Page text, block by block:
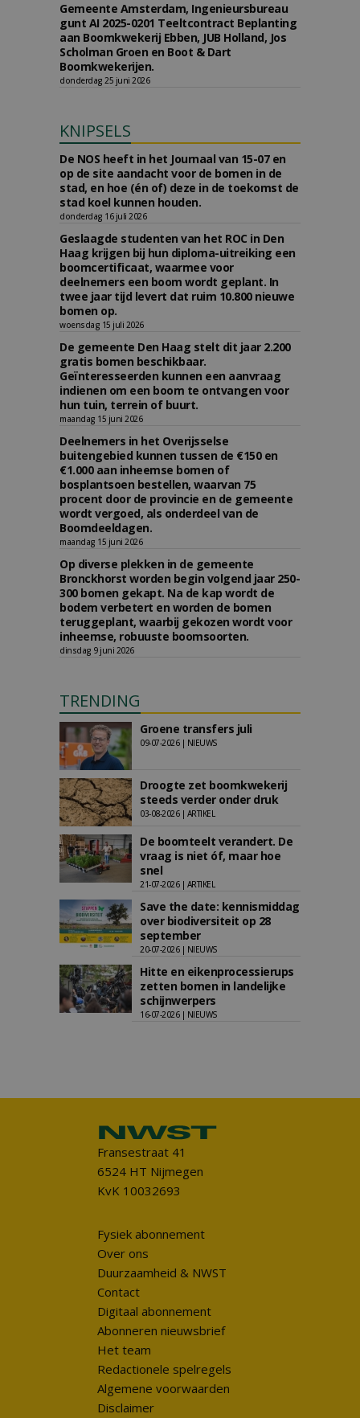
Gemeente Amsterdam, Ingenieursbureau
gunt AI 2025-0201 Teeltcontract Beplanting
aan Boomkwekerij Ebben, JUB Holland, Jos
Scholman Groen en Boot & Dart
Boomkwekerijen.
donderdag 25 juni 2026
KNIPSELS
De NOS heeft in het Journaal van 15-07 en
op de site aandacht voor de bomen in de
stad, en hoe (én of) deze in de toekomst de
stad koel kunnen houden.
donderdag 16 juli 2026
Geslaagde studenten van het ROC in Den
Haag krijgen bij hun diploma-uitreiking een
boomcertificaat, waarmee voor
deelnemers een boom wordt geplant. In
twee jaar tijd levert dat ruim 10.800 nieuwe
bomen op.
woensdag 15 juli 2026
De gemeente Den Haag stelt dit jaar 2.200
gratis bomen beschikbaar.
Geïnteresseerden kunnen een aanvraag
indienen om een boom te ontvangen voor
hun tuin, terrein of buurt.
maandag 15 juni 2026
Deelnemers in het Overijsselse
buitengebied kunnen tussen de €150 en
€1.000 aan inheemse bomen of
bosplantsoen bestellen, waarvan 75
procent door de provincie en de gemeente
wordt vergoed, als onderdeel van de
Boomdeeldagen.
maandag 15 juni 2026
Op diverse plekken in de gemeente
Bronckhorst worden begin volgend jaar 250-
300 bomen gekapt. Na de kap wordt de
bodem verbetert en worden de bomen
teruggeplant, waarbij gekozen wordt voor
inheemse, robuuste boomsoorten.
dinsdag 9 juni 2026
TRENDING
Groene transfers juli
09-07-2026 | NIEUWS
Droogte zet boomkwekerij
steeds verder onder druk
03-08-2026 | ARTIKEL
De boomteelt verandert. De
vraag is niet óf, maar hoe
snel
21-07-2026 | ARTIKEL
Save the date: kennismiddag
over biodiversiteit op 28
september
20-07-2026 | NIEUWS
Hitte en eikenprocessierups
zetten bomen in landelijke
schijnwerpers
16-07-2026 | NIEUWS
Fransestraat 41
6524 HT Nijmegen
KvK 10032693
Fysiek abonnement
Over ons
Duurzaamheid & NWST
Contact
Digitaal abonnement
Abonneren nieuwsbrief
Het team
Redactionele spelregels
Algemene voorwaarden
Disclaimer